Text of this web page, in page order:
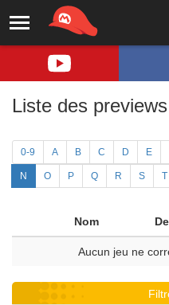
Liste des
0-9 A B C D E
N O P Q R S T
Nom
Aucun jeu ne